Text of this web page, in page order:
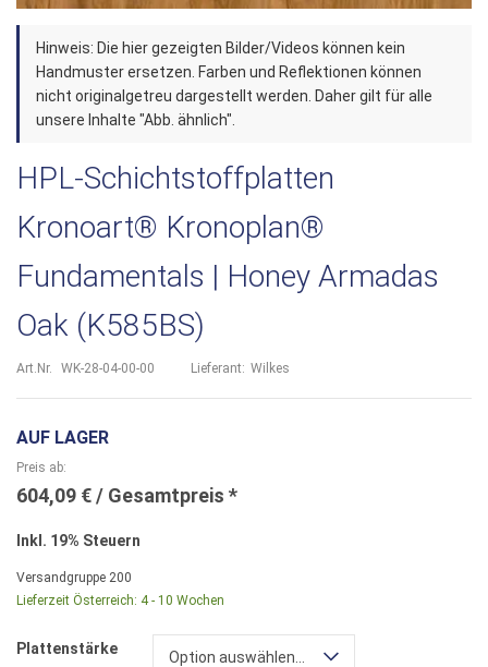
Zum
Anfang
der
Bildergalerie
Hinweis: Die hier gezeigten Bilder/Videos können kein
Handmuster ersetzen. Farben und Reflektionen können
nicht originalgetreu dargestellt werden. Daher gilt für alle
unsere Inhalte "Abb. ähnlich".
HPL-Schichtstoffplatten
Kronoart® Kronoplan®
Fundamentals | Honey Armadas
Oak (K585BS)
Art.Nr. WK-28-04-00-00 Lieferant: Wilkes
AUF LAGER
Preis ab
604,09 €
Inkl. 19% Steuern
Versandgruppe 200
Lieferzeit Österreich: 4 - 10 Wochen
Plattenstärke Option auswählen...